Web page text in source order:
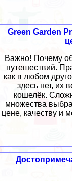
Green Garden
Важно! Почему
путешествий.
как в любом
здесь нет, их
кошелёк.
множества
цене, качеству и